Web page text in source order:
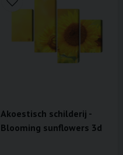
Akoestisch schilderij -
Blooming sunflowers 3d